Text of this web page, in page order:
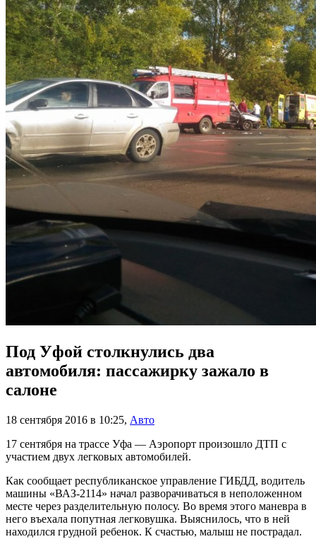
Под Уфой столкнулись два
автомобиля: пассажирку зажало в
салоне
18 сентября 2016 в 10:25, Авто
17 сентября на трассе Уфа — Аэропорт произошло ДТП с
участием двух легковых автомобилей.
Как сообщает республиканское управление ГИБДД, водитель
машины «ВАЗ-2114» начал разворачиваться в неположенном
месте через разделительную полосу. Во время этого маневра в
него въехала попутная легковушка. Выяснилось, что в ней
находился грудной ребенок. К счастью, малыш не пострадал.